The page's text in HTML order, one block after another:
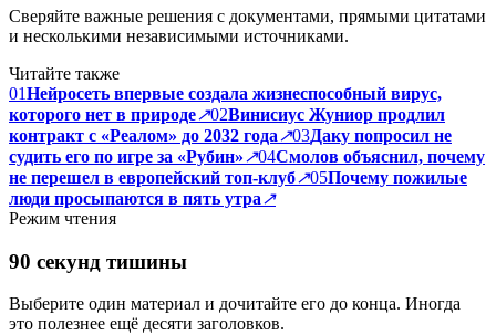
Сверяйте важные решения с документами, прямыми цитатами
и несколькими независимыми источниками.
Читайте также
01Нейросеть впервые создала жизнеспособный вирус,
которого нет в природе↗02Винисиус Жуниор продлил
контракт с «Реалом» до 2032 года↗03Даку попросил не
судить его по игре за «Рубин»↗04Смолов объяснил, почему
не перешел в европейский топ-клуб↗05Почему пожилые
люди просыпаются в пять утра↗
Режим чтения
90 секунд тишины
Выберите один материал и дочитайте его до конца. Иногда
это полезнее ещё десяти заголовков.